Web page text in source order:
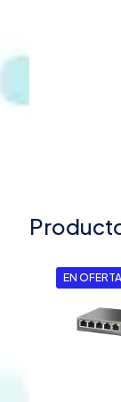
EN OFERTA